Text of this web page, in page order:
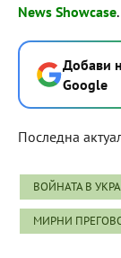
News Showcase.
Добави
Google
Последна
ВОЙНАТА В
МИРНИ